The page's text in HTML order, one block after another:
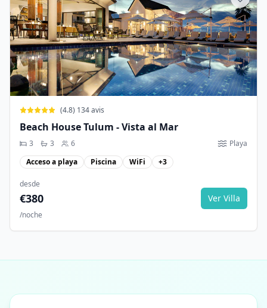
(4.8) 134avis
Beach House Tulum - Vista al Mar
3 3 6
Playa
Acceso a playa
Piscina WiFi +3
desde
€380
/noche
Ver Villa